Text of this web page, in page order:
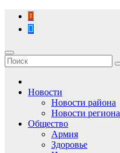
Перейти
содержимому
Новости
Новости района
Новости региона
Общество
Армия
Здоровье